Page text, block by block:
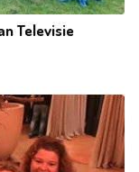
Televisie